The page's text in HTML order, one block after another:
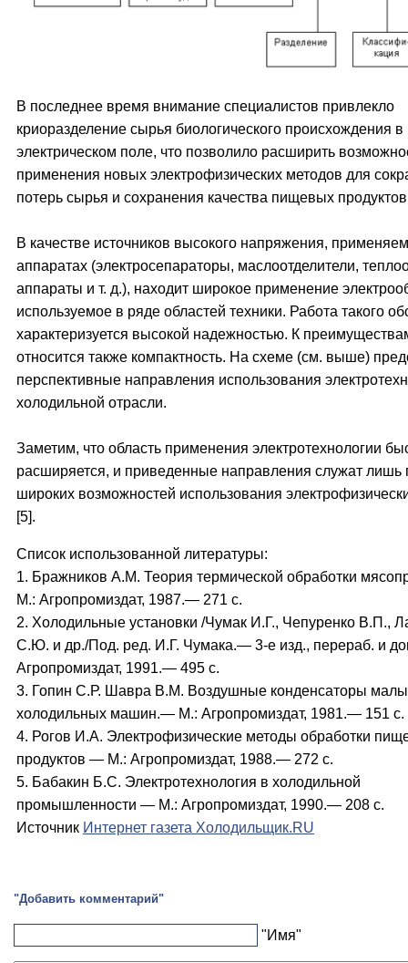
В последнее время внимание специалистов привлекло
криоразделение сырья биологического происхождения в
электрическом поле, что позволило расширить
применения новых электрофизических методов для
потерь сырья и сохранения качества пищевых
В качестве источников высокого напряжения,
аппаратах (электросепараторы, маслоотделители,
аппараты и т. д.), находит широкое применение
используемое в ряде областей техники. Работа такого
характеризуется высокой надежностью. К
относится также компактность. На схеме (см. выше)
перспективные направления использования
холодильной отрасли.
Заметим, что область применения электротехнологии
расширяется, и приведенные направления служат
широких возможностей использования
[5].
Список использованной литературы:
1. Бражников А.М. Теория термической обработки
М.: Агропромиздат, 1987.— 271 с.
2. Холодильные установки /Чумак И.Г., Чепуренко В.П.,
С.Ю. и др./Под. ред. И.Г. Чумака.— 3-е изд., перераб. и
Агропромиздат, 1991.— 495 с.
3. Гопин С.Р. Шавра В.М. Воздушные конденсаторы
холодильных машин.— М.: Агропромиздат, 1981.— 151 с.
4. Рогов И.А. Электрофизические методы обработки
продуктов — М.: Агропромиздат, 1988.— 272 с.
5. Бабакин Б.С. Электротехнология в холодильной
промышленности — М.: Агропромиздат, 1990.— 208 с.
Источник Интернет газета Холодильщик.RU
"Добавить комментарий"
"Имя"